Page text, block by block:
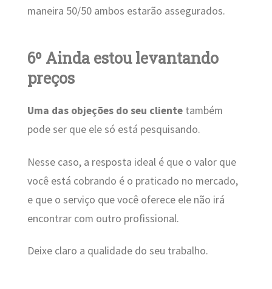
maneira 50/50 ambos estarão assegurados.
6º Ainda estou levantando
preços
Uma das objeções do seu clientetambém
pode ser que ele só está pesquisando.
Nesse caso, a resposta ideal é que o valor que
você está cobrando é o praticado no mercado,
e que o serviço que você oferece ele não irá
encontrar com outro profissional.
Deixe claro a qualidade do seu trabalho.